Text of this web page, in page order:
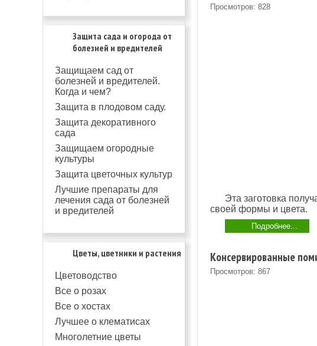
Защита сада и огорода от
болезней и вредителей
Защищаем сад от
болезней и вредителей.
Когда и чем?
Защита в плодовом саду.
Защита декоративного
сада
Защищаем огородные
культуры
Защита цветочных культур
Лучшие препараты для
лечения сада от болезней
и вредителей
Цветы, цветники и растения
Цветоводство
Все о розах
Все о хостах
Лучшее о клематисах
Многолетние цветы
Просмотров: 828
Эта заготовка
своей формы и цвета.
Подробнее...
Консервированные
Просмотров: 867